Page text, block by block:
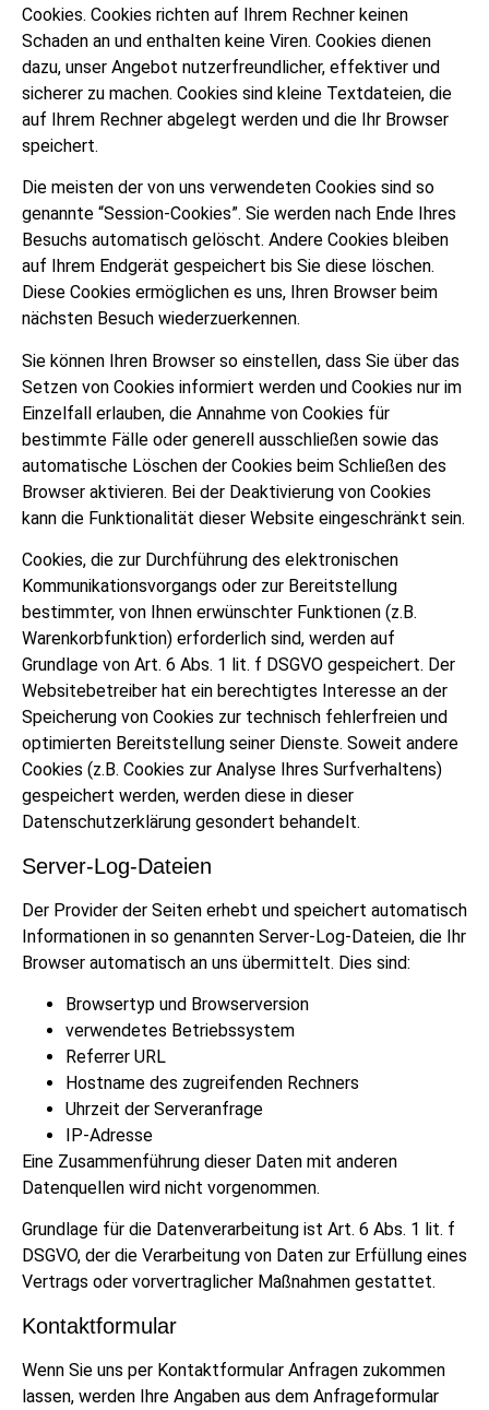
Cookies. Cookies richten auf Ihrem Rechner keinen
Schaden an und enthalten keine Viren. Cookies dienen
dazu, unser Angebot nutzerfreundlicher, effektiver und
sicherer zu machen. Cookies sind kleine Textdateien, die
auf Ihrem Rechner abgelegt werden und die Ihr Browser
speichert.
Die meisten der von uns verwendeten Cookies sind so
genannte “Session-Cookies”. Sie werden nach Ende Ihres
Besuchs automatisch gelöscht. Andere Cookies bleiben
auf Ihrem Endgerät gespeichert bis Sie diese löschen.
Diese Cookies ermöglichen es uns, Ihren Browser beim
nächsten Besuch wiederzuerkennen.
Sie können Ihren Browser so einstellen, dass Sie über das
Setzen von Cookies informiert werden und Cookies nur im
Einzelfall erlauben, die Annahme von Cookies für
bestimmte Fälle oder generell ausschließen sowie das
automatische Löschen der Cookies beim Schließen des
Browser aktivieren. Bei der Deaktivierung von Cookies
kann die Funktionalität dieser Website eingeschränkt sein.
Cookies, die zur Durchführung des elektronischen
Kommunikationsvorgangs oder zur Bereitstellung
bestimmter, von Ihnen erwünschter Funktionen (z.B.
Warenkorbfunktion) erforderlich sind, werden auf
Grundlage von Art. 6 Abs. 1 lit. f DSGVO gespeichert. Der
Websitebetreiber hat ein berechtigtes Interesse an der
Speicherung von Cookies zur technisch fehlerfreien und
optimierten Bereitstellung seiner Dienste. Soweit andere
Cookies (z.B. Cookies zur Analyse Ihres Surfverhaltens)
gespeichert werden, werden diese in dieser
Datenschutzerklärung gesondert behandelt.
Server-Log-Dateien
Der Provider der Seiten erhebt und speichert automatisch
Informationen in so genannten Server-Log-Dateien, die Ihr
Browser automatisch an uns übermittelt. Dies sind:
Browsertyp und Browserversion
verwendetes Betriebssystem
Referrer URL
Hostname des zugreifenden Rechners
Uhrzeit der Serveranfrage
IP-Adresse
Eine Zusammenführung dieser Daten mit anderen
Datenquellen wird nicht vorgenommen.
Grundlage für die Datenverarbeitung ist Art. 6 Abs. 1 lit. f
DSGVO, der die Verarbeitung von Daten zur Erfüllung eines
Vertrags oder vorvertraglicher Maßnahmen gestattet.
Kontaktformular
Wenn Sie uns per Kontaktformular Anfragen zukommen
lassen, werden Ihre Angaben aus dem Anfrageformular